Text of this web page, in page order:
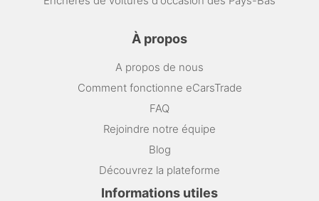
À propos
A propos de nous
Comment fonctionne eCarsTrade
FAQ
Rejoindre notre équipe
Blog
Découvrez la plateforme
Informations utiles